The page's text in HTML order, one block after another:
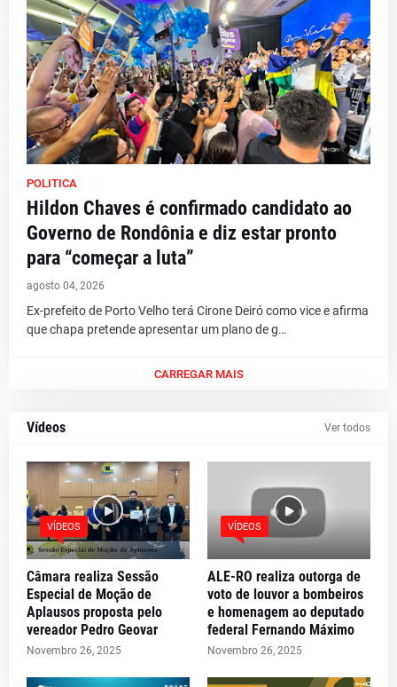
POLITICA
Hildon Chaves é confirmado candidato ao
Governo de Rondônia e diz estar pronto
para “começar a luta”
agosto 04, 2026
Ex-prefeito de Porto Velho terá Cirone Deiró como vice e afirma
que chapa pretende apresentar um plano de g…
CARREGAR MAIS
Vídeos Ver todos
VÍDEOS
Câmara realiza Sessão
Especial de Moção de
Aplausos proposta pelo
vereador Pedro Geovar
Novembro 26, 2025
VÍDEOS
ALE-RO realiza outorga de
voto de louvor a bombeiros
e homenagem ao deputado
federal Fernando Máximo
Novembro 26, 2025